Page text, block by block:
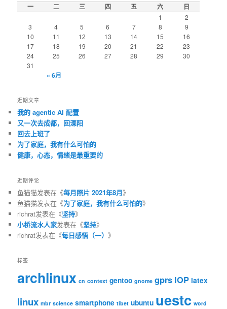
一 二 三 四 五 六 日
1
2
3
4 5 6 7 8
9
10
11 12 13 14 15
16
17
18 19 20 21 22
23
24
25 26 27 28 29
30
31
« 6月
近期文章
我的 agentic AI 配置
又一次去成都，回溧阳
回去上班了
为了家庭，我有什么可怕的
健康，心态，情绪是最重要的
近期评论
鱼猫猫发表在《每月照片 2021年8月》
鱼猫猫发表在《为了家庭，我有什么可怕的》
richrat发表在《坚持》
小桥流水人家发表在《坚持》
richrat发表在《每日感悟（一）》
标签
archlinux cn context gentoo gnome gprs IOP latex
linux mbr science smartphone tibet ubuntu uestc word